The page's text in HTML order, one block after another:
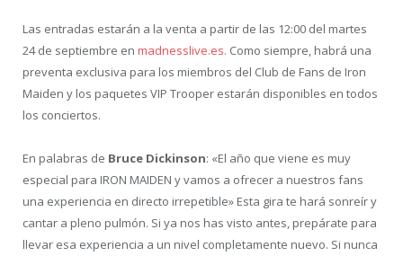
Las entradas estarán a la venta a partir de las 12:00 del martes
24 de septiembre en madnesslive.es. Como siempre, habrá una
preventa exclusiva para los miembros del Club de Fans de Iron
Maiden y los paquetes VIP Trooper estarán disponibles en todos
los conciertos.
En palabras de Bruce Dickinson: «El año que viene es muy
especial para IRON MAIDEN y vamos a ofrecer a nuestros fans
una experiencia en directo irrepetible» Esta gira te hará sonreír y
cantar a pleno pulmón. Si ya nos has visto antes, prepárate para
llevar esa experiencia a un nivel completamente nuevo. Si nunca